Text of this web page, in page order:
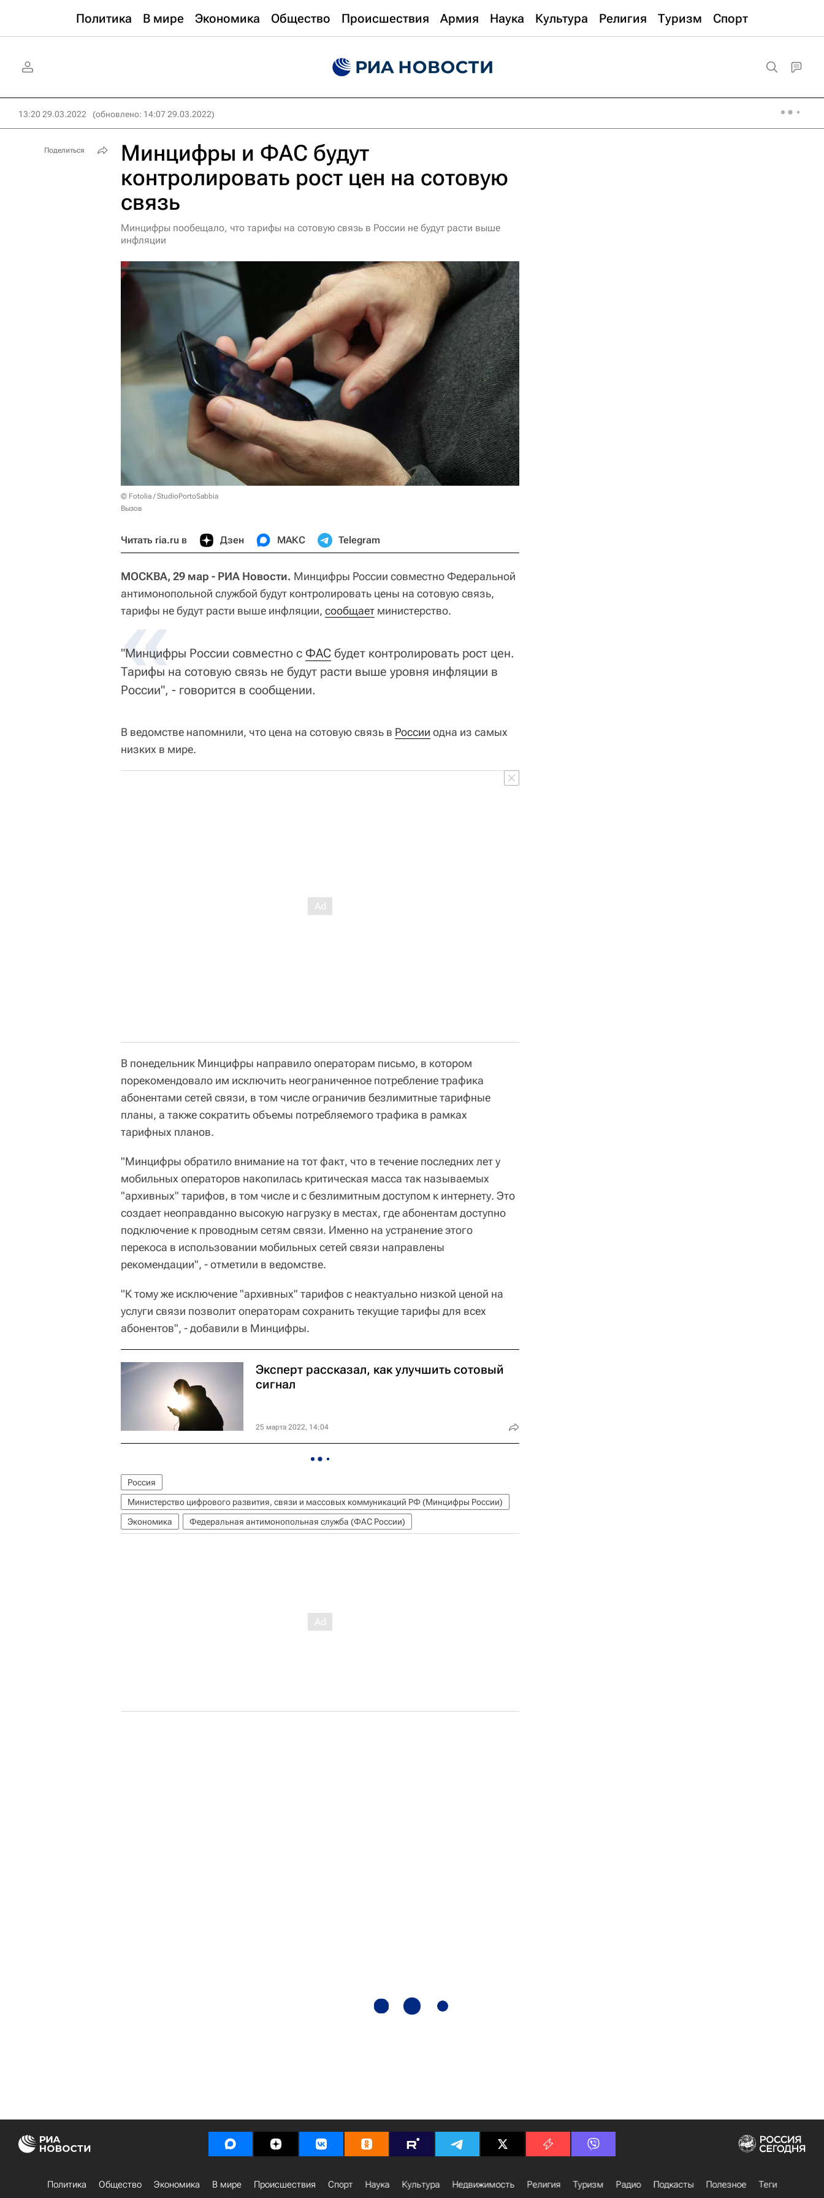
Политика В мире Экономика Общество Происшествия Армия Наука Культура Религия Туризм Спорт
13:20 29.03.2022 (обновлено: 14:07 29.03.2022)
Минцифры и ФАС будут
контролировать рост цен на сотовую
связь
Минцифры пообещало, что тарифы на сотовую связь в России не будут расти выше
инфляции
© Fotolia / StudioPortoSabbia
Вызов
Читать ria.ru в Дзен МАКС Telegram
МОСКВА, 29 мар - РИА Новости. Минцифры России совместно Федеральной
антимонопольной службой будут контролировать цены на сотовую связь,
тарифы не будут расти выше инфляции, сообщает министерство.
«
"Минцифры России совместно с ФАС будет контролировать рост цен.
Тарифы на сотовую связь не будут расти выше уровня инфляции в
России", - говорится в сообщении.
В ведомстве напомнили, что цена на сотовую связь в России одна из самых
низких в мире.
В понедельник Минцифры направило операторам письмо, в котором
порекомендовало им исключить неограниченное потребление трафика
абонентами сетей связи, в том числе ограничив безлимитные тарифные
планы, а также сократить объемы потребляемого трафика в рамках
тарифных планов.
"Минцифры обратило внимание на тот факт, что в течение последних лет у
мобильных операторов накопилась критическая масса так называемых
"архивных" тарифов, в том числе и с безлимитным доступом к интернету. Это
создает неоправданно высокую нагрузку в местах, где абонентам доступно
подключение к проводным сетям связи. Именно на устранение этого
перекоса в использовании мобильных сетей связи направлены
рекомендации", - отметили в ведомстве.
"К тому же исключение "архивных" тарифов с неактуально низкой ценой на
услуги связи позволит операторам сохранить текущие тарифы для всех
абонентов", - добавили в Минцифры.
Эксперт рассказал, как улучшить сотовый
сигнал
25 марта 2022, 14:04
Россия
Министерство цифрового развития, связи и массовых коммуникаций РФ (Минцифры России)
Экономика
Федеральная антимонопольная служба (ФАС России)
Поделиться
Политика Общество Экономика В мире Происшествия Спорт Наука Культура Недвижимость Религия Туризм Радио Подкасты Полезное Теги